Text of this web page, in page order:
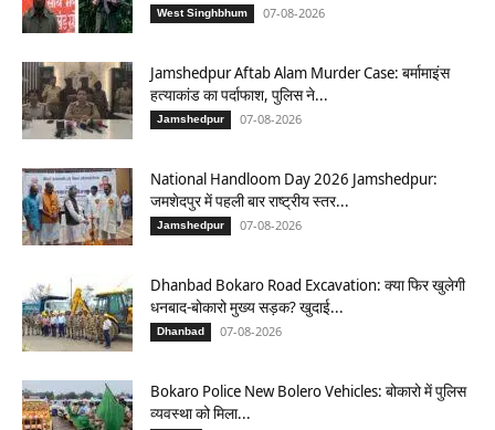
West Singhbhum 07-08-2026
Jamshedpur Aftab Alam Murder Case: बर्मामाइंस
हत्याकांड का पर्दाफाश, पुलिस ने...
Jamshedpur 07-08-2026
National Handloom Day 2026 Jamshedpur:
जमशेदपुर में पहली बार राष्ट्रीय स्तर...
Jamshedpur 07-08-2026
Dhanbad Bokaro Road Excavation: क्या फिर खुलेगी
धनबाद-बोकारो मुख्य सड़क? खुदाई...
Dhanbad 07-08-2026
Bokaro Police New Bolero Vehicles: बोकारो में पुलिस
व्यवस्था को मिला...